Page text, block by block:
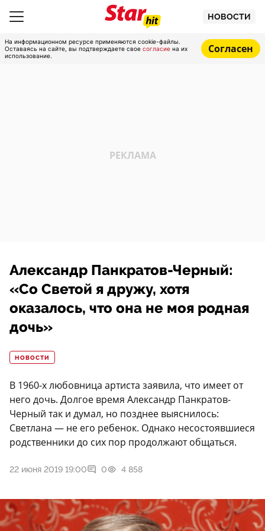
НОВОСТИ
На информационном ресурсе применяются cookie-файлы.
Оставаясь на сайте, вы подтверждаете свое согласие на их
использование.
Согласен
Александр Панкратов-Черный:
«Со Светой я дружу, хотя
оказалось, что она не моя родная
дочь»
НОВОСТИ
В 1960-х любовница артиста заявила, что имеет от
него дочь. Долгое время Александр Панкратов-
Черный так и думал, но позднее выяснилось:
Светлана — не его ребенок. Однако несостоявшиеся
родственники до сих пор продолжают общаться.
22 июня 2019 19:00 0 4 858